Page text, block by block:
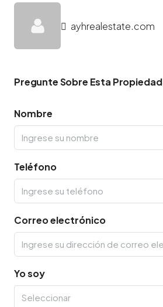
ayhrealestate.com
Pregunte Sobre Esta Propiedad
Nombre
Teléfono
Correo electrónico
Yo soy
Seleccionar